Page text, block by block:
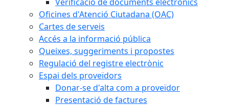
Oficines d'Atenció Ciutadana (OAC)
Cartes de serveis
Accés a la informació pública
Queixes, suggeriments i propostes
Regulació del registre electrònic
Espai dels proveïdors
Donar-se d'alta com a proveïdor
Presentació de factures